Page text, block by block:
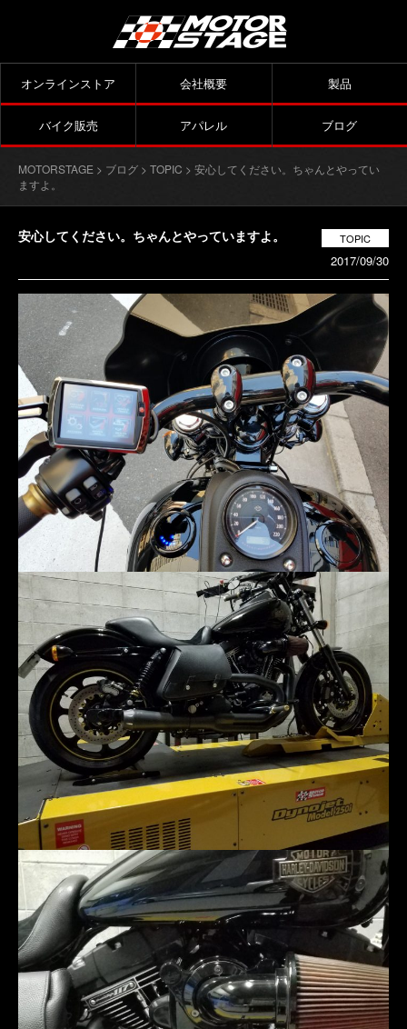
オンラインストア 会社概要 製品
バイク販売 アパレル ブログ
MOTORSTAGE > ブログ > TOPIC > 安心してください。ちゃんとやってい
ますよ。
安心してください。ちゃんとやっていますよ。 TOPIC
2017/09/30